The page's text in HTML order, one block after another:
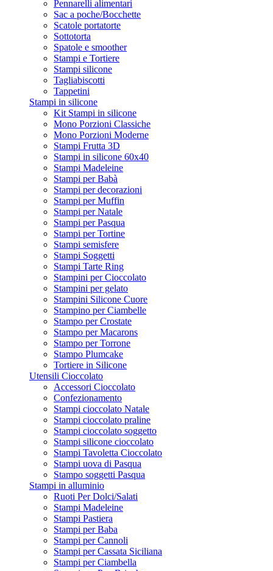
Pennarelli alimentari
Sac a poche/Bocchette
Scatole portatorte
Sottotorta
Spatole e smoother
Stampi e Tortiere
Stampi silicone
Tagliabiscotti
Tappetini
Stampi in silicone
Kit Stampi in silicone
Mono Porzioni Classiche
Mono Porzioni Moderne
Stampi Frutta 3D
Stampi in silicone 60x40
Stampi Madeleine
Stampi per Babà
Stampi per decorazioni
Stampi per Muffin
Stampi per Natale
Stampi per Pasqua
Stampi per Tortine
Stampi semisfere
Stampi Soggetti
Stampi Tarte Ring
Stampini per Cioccolato
Stampini per gelato
Stampini Silicone Cuore
Stampino per Ciambelle
Stampo per Crostate
Stampo per Macarons
Stampo per Torrone
Stampo Plumcake
Tortiere in Silicone
Utensili Cioccolato
Accessori Cioccolato
Confezionamento
Stampi cioccolato Natale
Stampi cioccolato praline
Stampi cioccolato soggetto
Stampi silicone cioccolato
Stampi Tavoletta Cioccolato
Stampi uova di Pasqua
Stampo soggetti Pasqua
Stampi in alluminio
Ruoti Per Dolci/Salati
Stampi Madeleine
Stampi Pastiera
Stampi per Baba
Stampi per Cannoli
Stampi per Cassata Siciliana
Stampi per Ciambella